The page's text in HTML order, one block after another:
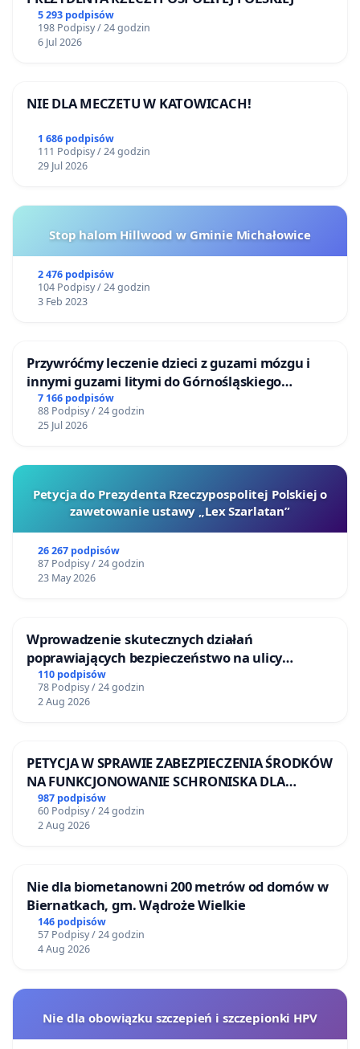
5 293 podpisów
198 Podpisy / 24 godzin
6 Jul 2026
NIE DLA MECZETU W KATOWICACH!
1 686 podpisów
111 Podpisy / 24 godzin
29 Jul 2026
Stop halom Hillwood w Gminie Michałowice
2 476 podpisów
104 Podpisy / 24 godzin
3 Feb 2023
Przywróćmy leczenie dzieci z guzami mózgu i
innymi guzami litymi do Górnośląskiego
Centrum Zdrowia Dziecka w Katowicach
7 166 podpisów
88 Podpisy / 24 godzin
25 Jul 2026
Petycja do Prezydenta Rzeczypospolitej Polskiej o
zawetowanie ustawy „Lex Szarlatan”
26 267 podpisów
87 Podpisy / 24 godzin
23 May 2026
Wprowadzenie skutecznych działań
poprawiających bezpieczeństwo na ulicy
Żeromskiego w Otwocku
110 podpisów
78 Podpisy / 24 godzin
2 Aug 2026
PETYCJA W SPRAWIE ZABEZPIECZENIA ŚRODKÓW
NA FUNKCJONOWANIE SCHRONISKA DLA
BEZDOMNYCH ZWIERZĄT W SKARYSZEWIE
987 podpisów
60 Podpisy / 24 godzin
2 Aug 2026
Nie dla biometanowni 200 metrów od domów w
Biernatkach, gm. Wądroże Wielkie
146 podpisów
57 Podpisy / 24 godzin
4 Aug 2026
Nie dla obowiązku szczepień i szczepionki HPV